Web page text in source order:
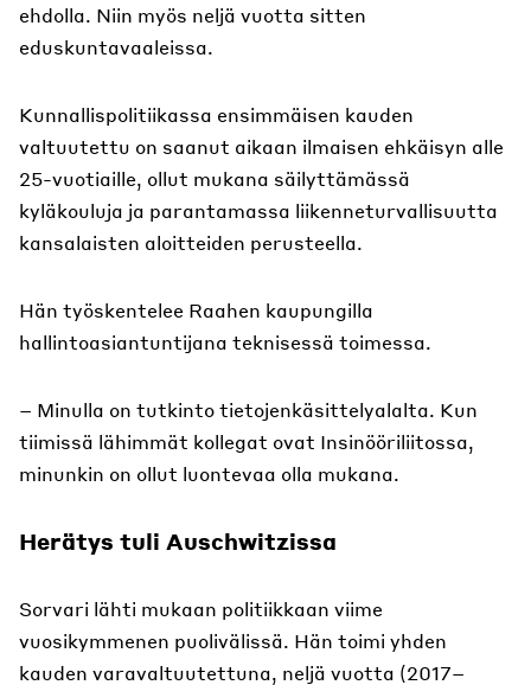
ehdolla. Niin myös neljä vuotta sitten
eduskuntavaaleissa.
Kunnallispolitiikassa ensimmäisen kauden
valtuutettu on saanut aikaan ilmaisen ehkäisyn alle
25-vuotiaille, ollut mukana säilyttämässä
kyläkouluja ja parantamassa liikenneturvallisuutta
kansalaisten aloitteiden perusteella.
Hän työskentelee Raahen kaupungilla
hallintoasiantuntijana teknisessä toimessa.
– Minulla on tutkinto tietojenkäsittelyalalta. Kun
tiimissä lähimmät kollegat ovat Insinööriliitossa,
minunkin on ollut luontevaa olla mukana.
Herätys tuli Auschwitzissa
Sorvari lähti mukaan politiikkaan viime
vuosikymmenen puolivälissä. Hän toimi yhden
kauden varavaltuutettuna, neljä vuotta (2017–